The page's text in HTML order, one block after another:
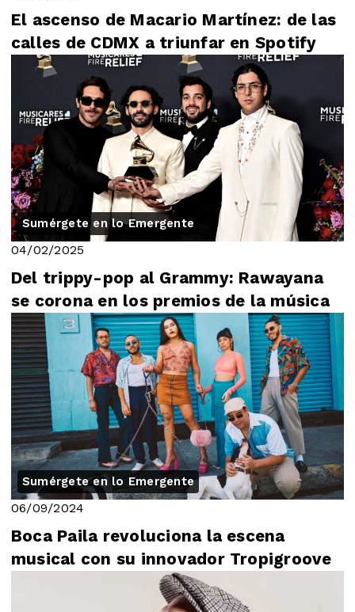
El ascenso de Macario Martínez: de las
calles de CDMX a triunfar en Spotify
Sumérgete en lo Emergente
04/02/2025
Del trippy-pop al Grammy: Rawayana
se corona en los premios de la música
Sumérgete en lo Emergente
06/09/2024
Boca Paila revoluciona la escena
musical con su innovador Tropigroove